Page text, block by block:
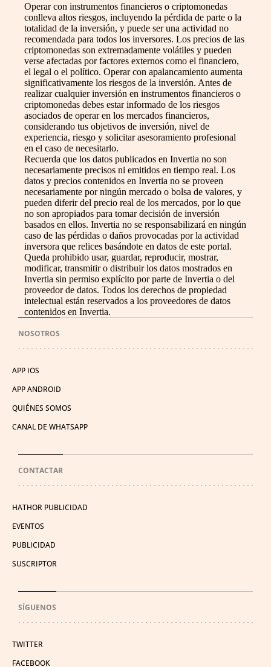
Operar con instrumentos financieros o criptomonedas
conlleva altos riesgos, incluyendo la pérdida de parte o la
totalidad de la inversión, y puede ser una actividad no
recomendada para todos los inversores. Los precios de las
criptomonedas son extremadamente volátiles y pueden
verse afectadas por factores externos como el financiero,
el legal o el político. Operar con apalancamiento aumenta
significativamente los riesgos de la inversión. Antes de
realizar cualquier inversión en instrumentos financieros o
criptomonedas debes estar informado de los riesgos
asociados de operar en los mercados financieros,
considerando tus objetivos de inversión, nivel de
experiencia, riesgo y solicitar asesoramiento profesional
en el caso de necesitarlo.
Recuerda que los datos publicados en Invertia no son
necesariamente precisos ni emitidos en tiempo real. Los
datos y precios contenidos en Invertia no se proveen
necesariamente por ningún mercado o bolsa de valores, y
pueden diferir del precio real de los mercados, por lo que
no son apropiados para tomar decisión de inversión
basados en ellos. Invertia no se responsabilizará en ningún
caso de las pérdidas o daños provocadas por la actividad
inversora que relices basándote en datos de este portal.
Queda prohibido usar, guardar, reproducir, mostrar,
modificar, transmitir o distribuir los datos mostrados en
Invertia sin permiso explícito por parte de Invertia o del
proveedor de datos. Todos los derechos de propiedad
intelectual están reservados a los proveedores de datos
contenidos en Invertia.
NOSOTROS
APP IOS
APP ANDROID
QUIÉNES SOMOS
CANAL DE WHATSAPP
CONTACTAR
HATHOR PUBLICIDAD
EVENTOS
PUBLICIDAD
SUSCRIPTOR
SÍGUENOS
TWITTER
FACEBOOK